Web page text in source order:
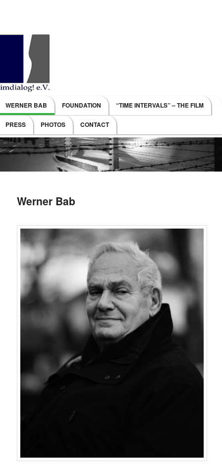
Main menu
SKIP TO PRIMARY CONTENT
SKIP TO SECONDARY CONTENT
WERNER BAB FOUNDATION “TIME INTERVALS” – THE FILM
PRESS PHOTOS CONTACT
Werner Bab